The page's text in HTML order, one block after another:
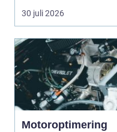
damm från golvet.
30 juli 2026
Motoroptimering